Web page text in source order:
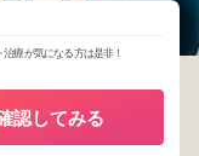
療が気になる方は是非！
認してみる